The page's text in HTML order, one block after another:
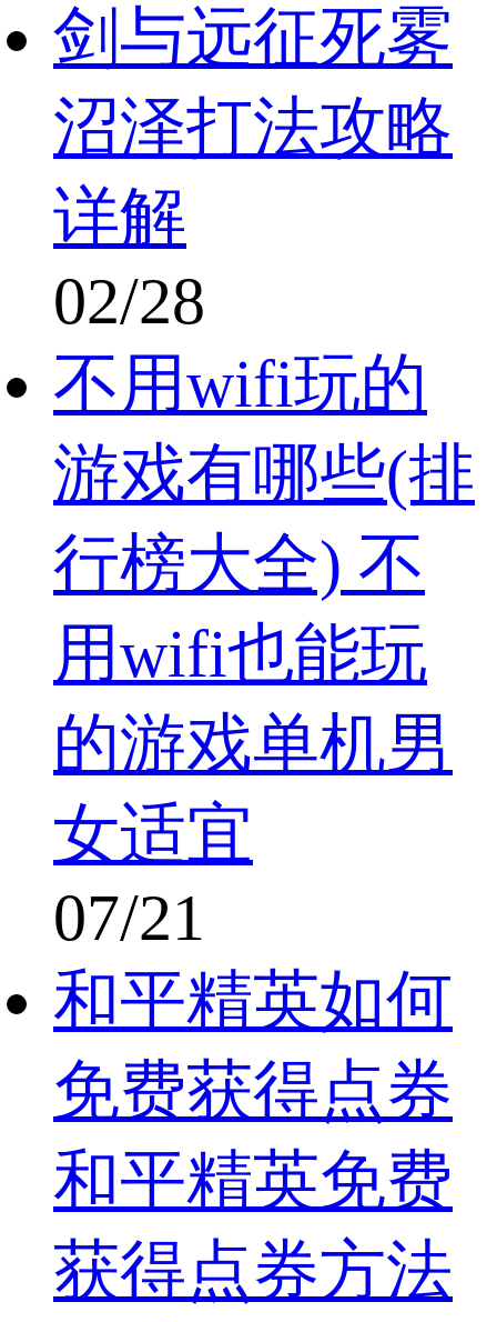
剑与远征死雾
沼泽打法攻略
详解
02/28
不用wifi玩的
游戏有哪些(排
行榜大全) 不
用wifi也能玩
的游戏单机男
女适宜
07/21
和平精英如何
免费获得点券
和平精英免费
获得点券方法